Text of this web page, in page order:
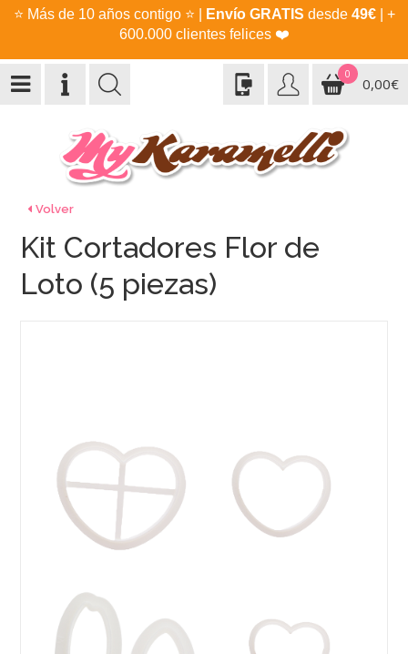
⭐ Más de 10 años contigo ⭐ Envío GRATIS desde 49€| +
600.000 clientes felices ❤️
0
0,00€
Volver
Kit Cortadores Flor de
Loto (5 piezas)